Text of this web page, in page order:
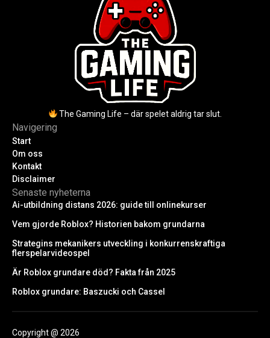
The Gaming Life – där spelet aldrig tar slut.
Navigering
Start
Om oss
Kontakt
Disclaimer
Senaste nyheterna
Ai-utbildning distans 2026: guide till onlinekurser
Vem gjorde Roblox? Historien bakom grundarna
Strategins mekanikers utveckling i konkurrenskraftiga
flerspelarvideospel
Är Roblox grundare död? Fakta från 2025
Roblox grundare: Baszucki och Cassel
Copyright @ 2026